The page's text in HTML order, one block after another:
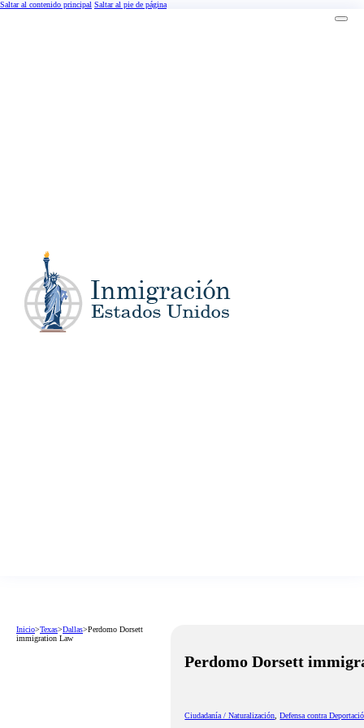
Saltar al contenido principal Saltar al pie de página
Inicio>Texas>Dallas>Perdomo Dorsett
immigration Law
Perdomo Dorsett
Ciudadanía / Naturalización,Defensa contra